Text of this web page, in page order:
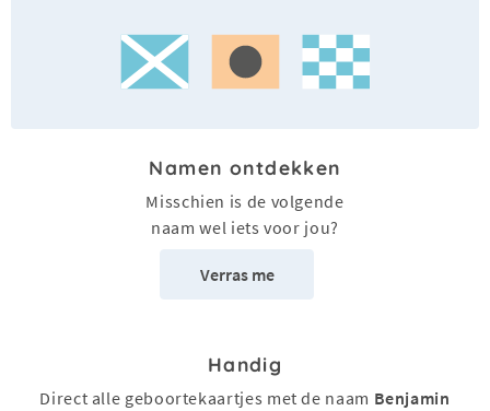
Namen ontdekken
Misschien is de volgende
naam wel iets voor jou?
Verras me
Handig
Direct alle geboortekaartjes met de naam Benjamin